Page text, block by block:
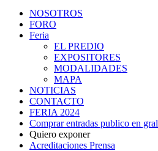
NOSOTROS
FORO
Feria
EL PREDIO
EXPOSITORES
MODALIDADES
MAPA
NOTICIAS
CONTACTO
FERIA 2024
Comprar entradas publico en gral
Quiero exponer
Acreditaciones Prensa